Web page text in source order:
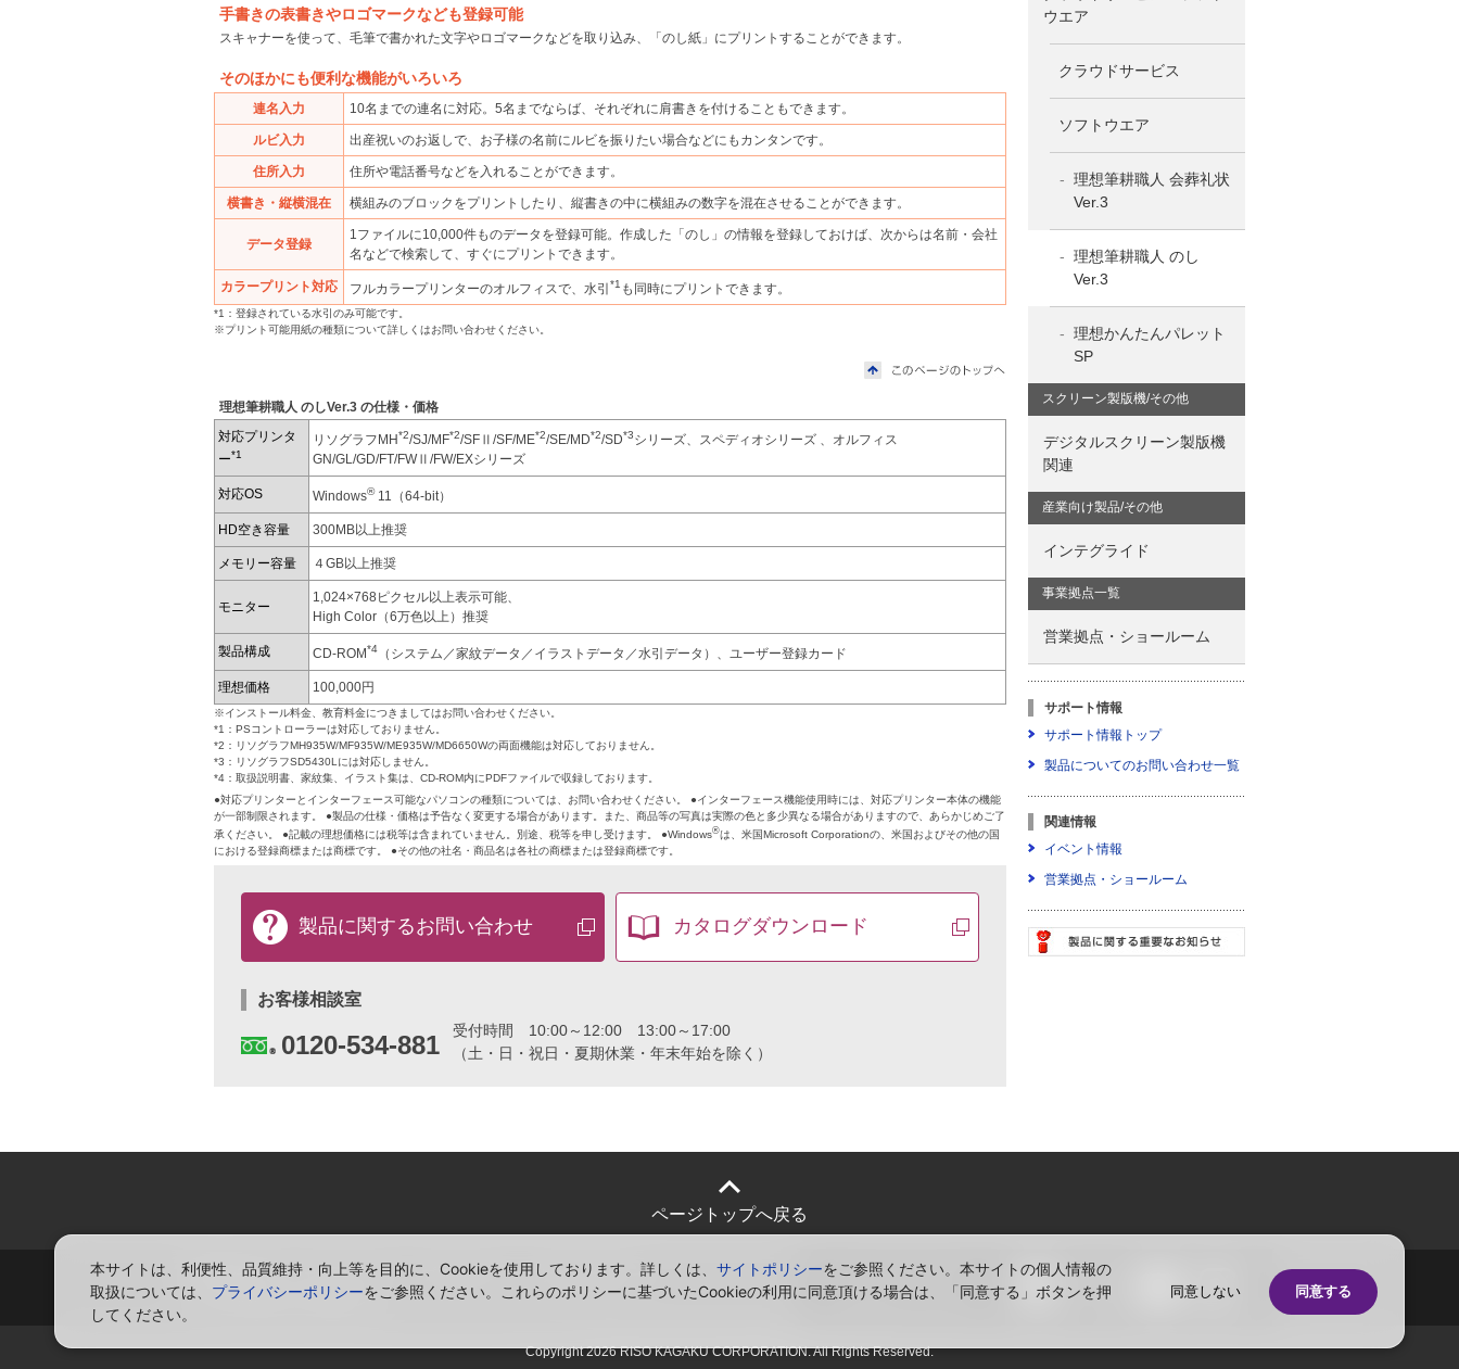
手書きの表書きやロゴマークなども登録可能
スキャナーを使って、毛筆で書かれた文字やロゴマークなどを取り込み、「のし紙」にプリントすることができます。
そのほかにも便利な機能がいろいろ
連名入力 10名までの連名に対応。5名までならば、それぞれに肩書きを付けることもできます。
ルビ入力 出産祝いのお返しで、お子様の名前にルビを振りたい場合などにもカンタンです。
住所入力 住所や電話番号などを入れることができます。
横書き・縦横混在 横組みのブロックをプリントしたり、縦書きの中に横組みの数字を混在させることができます。
データ登録
1ファイルに10,000件ものデータを登録可能。作成した「のし」の情報を登録しておけば、次からは名前・会社
名などで検索して、すぐにプリントできます。
カラープリント対応 フルカラープリンターのオルフィスで、水引 *1 も同時にプリントできます。
*1：登録されている水引のみ可能です。
※プリント可能用紙の種類について詳しくはお問い合わせください。
理想筆耕職人 のしVer.3 の仕様・価格
対応プリンタ
ー*1
リソグラフMH*2/SJ/MF*2/SFⅡ/SF/ME*2/SE/MD*2/SD*3シリーズ、スペディオシリーズ 、オルフィス
GN/GL/GD/FT/FWⅡ/FW/EXシリーズ
対応OS Windows®11（64-bit）
HD空き容量 300MB以上推奨
メモリー容量 ４GB以上推奨
モニター
1,024×768ピクセル以上表示可能、
High Color（6万色以上）推奨
製品構成 CD-ROM*4 （システム／家紋データ／イラストデータ／水引データ）、ユーザー登録カード
理想価格 100,000円
※インストール料金、教育料金につきましてはお問い合わせください。
*1：PSコントローラーは対応しておりません。
*2：リソグラフMH935W/MF935W/ME935W/MD6650Wの両面機能は対応しておりません。
*3：リソグラフSD5430Lには対応しません。
*4：取扱説明書、家紋集、イラスト集は、CD-ROM内にPDFファイルで収録しております。
●対応プリンターとインターフェース可能なパソコンの種類については、お問い合わせください。 ●インターフェース機能使用時には、対応プリンター本体の機能
が一部制限されます。 ●製品の仕様・価格は予告なく変更する場合があります。また、商品等の写真は実際の色と多少異なる場合がありますので、あらかじめご了
承ください。 ●記載の理想価格には税等は含まれていません。別途、税等を申し受けます。 ●Windows®は、米国Microsoft Corporationの、米国およびその他の国
における登録商標または商標です。 ●その他の社名・商品名は各社の商標または登録商標です。
製
に
る
お
い
カ
請
求
ち
製品に関するお問い合わせ カタログダウンロード
お客様相談室
0120-534-881 受付時間 10:00～12:00 13:00～17:00
（土・日・祝日・夏期休業・年末年始を除く）
ウエア
クラウドサービス
ソフトウエア
理想筆耕職人 会葬礼状
Ver.3
理想筆耕職人 のし
Ver.3
理想かんたんパレット
SP
スクリーン製版機/その他
デジタルスクリーン製版機
関連
産業向け製品/その他
インテグライド
事業拠点一覧
営業拠点・ショールーム
サポート情報
サポート情報トップ
製品についてのお問い合わせ一覧
関連情報
イベント情報
営業拠点・ショールーム
ページトップへ戻る
お問い合わせ サイトマップ プライバシー
サイトポリシー
ソーシャルメディアポリシー
ソーシャルメディア
公式アカウント一覧
Copyright2026 RISO KAGAKU CORPORATION. All Rights Reserved.
本サイトは、利便性、品質維持・向上等を目的に、Cookieを使用しております。詳しくは、サイトポリシーをご参照ください。本サイトの個人情報の
取扱については、 プライバシーポリシーをご参照ください。これらのポリシーに基づいたCookieの利用に同意頂ける場合は、「同意する」ボタンを押
してください。
同意しない 同意する